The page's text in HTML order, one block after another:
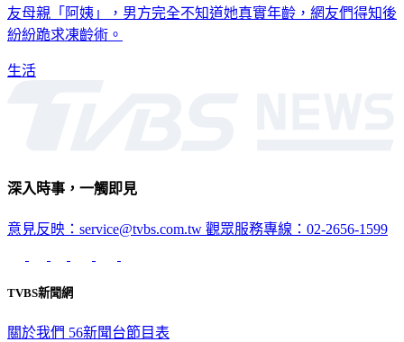
友母親「阿姨」，男方完全不知道她真實年齡，網友們得知後
紛紛跪求凍齡術。
生活
深入時事，一觸即見
意見反映：service@tvbs.com.tw 觀眾服務專線：02-2656-1599
TVBS新聞網
關於我們 56新聞台節目表